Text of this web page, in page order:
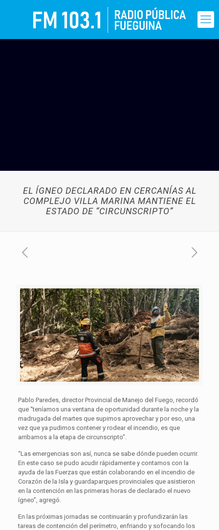
EL ÍGNEO DECLARADO EN CERCANÍAS AL
COMPLEJO VILLA MARINA MANTIENE EL
ESTADO DE “CIRCUNSCRIPTO”
Pablo Paredes, director Provincial de Manejo del Fuego, recordó
que “teníamos una ventana de oportunidad durante la noche y la
madrugada del martes que supimos aprovechar y por eso, una
vez que ya pudimos contener y rodear el incendio, es que
arribamos a la etapa de circunscripto”.
“Las emergencias son así, nunca se sabe dónde pueden ocurrir.
En este caso se pudo acudir rápidamente y contamos con la
ayuda de las Fuerzas que están colaborando en el incendio de
Corazón de la Isla y guardaparques provinciales que asistieron
en la contención en las primeras horas de declarado el nuevo
ígneo”, agregó.
En las próximas jornadas se continuarán y profundizarán las
tareas de contención del perímetro, enfriando y sofocando los